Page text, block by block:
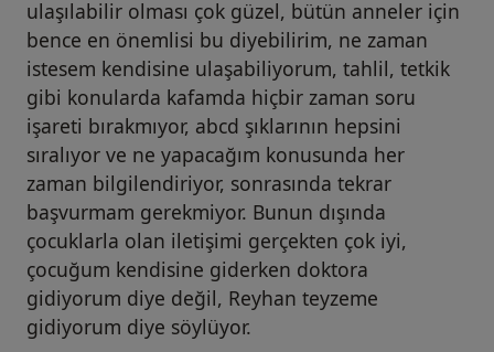
ulaşılabilir olması çok güzel, bütün anneler için
bence en önemlisi bu diyebilirim, ne zaman
istesem kendisine ulaşabiliyorum, tahlil, tetkik
gibi konularda kafamda hiçbir zaman soru
işareti bırakmıyor, abcd şıklarının hepsini
sıralıyor ve ne yapacağım konusunda her
zaman bilgilendiriyor, sonrasında tekrar
başvurmam gerekmiyor. Bunun dışında
çocuklarla olan iletişimi gerçekten çok iyi,
çocuğum kendisine giderken doktora
gidiyorum diye değil, Reyhan teyzeme
gidiyorum diye söylüyor.